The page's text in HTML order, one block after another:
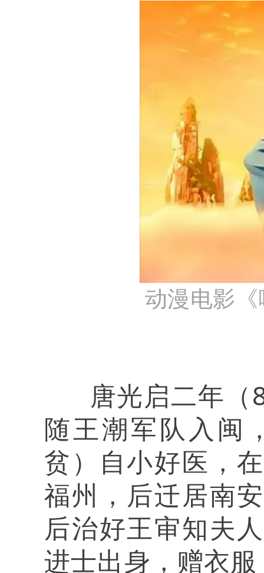
动漫电影
唐光启二年（
随王潮军队入闽
贫）自小好医，
福州，后迁居南
后治好王审知夫
进士出身，赠衣